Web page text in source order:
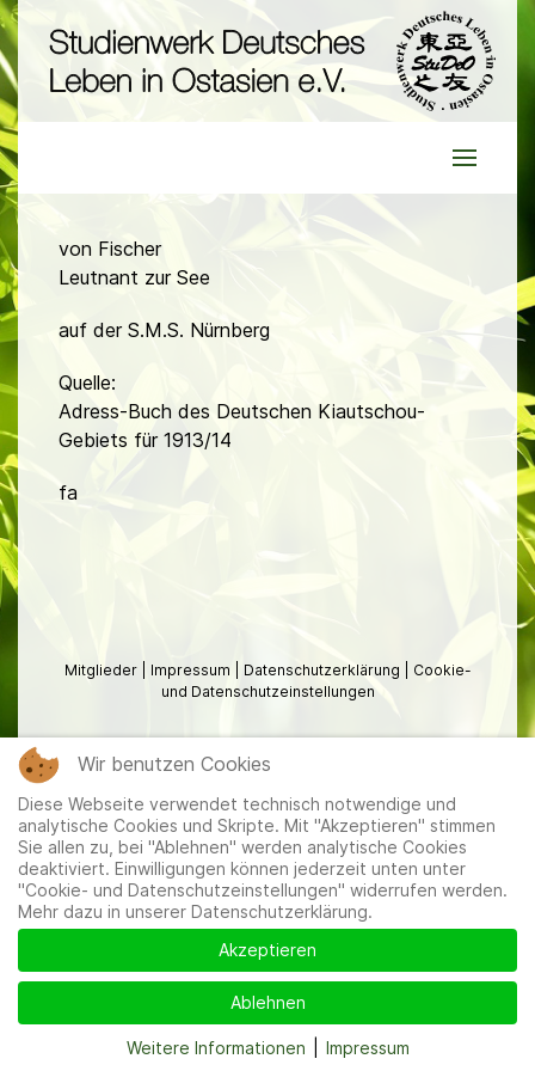
von Fischer
Leutnant zur See
auf der S.M.S. Nürnberg
Quelle:
Adress-Buch des Deutschen Kiautschou-
Gebiets für 1913/14
fa
Mitglieder Impressum Datenschutzerklärung
Cookie-
und Datenschutzeinstellungen
Wir benutzen Cookies
Diese Webseite verwendet technisch notwendige und
analytische Cookies und Skripte. Mit "Akzeptieren" stimmen
Sie allen zu, bei "Ablehnen" werden analytische Cookies
deaktiviert. Einwilligungen können jederzeit unten unter
"Cookie- und Datenschutzeinstellungen" widerrufen werden.
Mehr dazu in unserer Datenschutzerklärung.
Akzeptieren
Ablehnen
Weitere Informationen Impressum